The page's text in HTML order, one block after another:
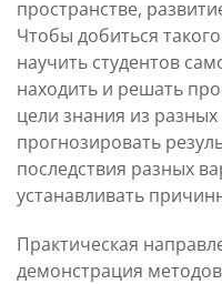
пространстве,
Чтобы добиться
научить студентов
находить и решать
цели знания из
прогнозировать
последствия разных
устанавливать
Практическая
демонстрация